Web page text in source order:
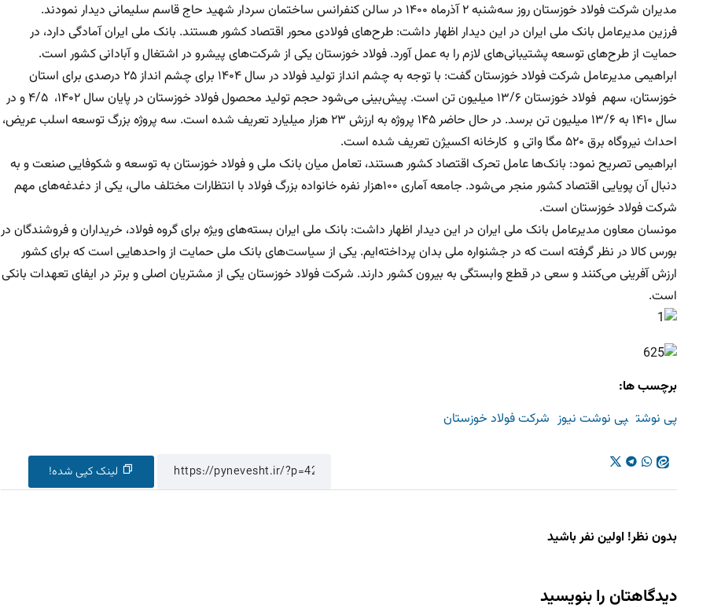
مدیران شرکت فولاد خوزستان روز سه‌شنبه ۲ آذرماه ۱۴۰۰ در سالن کنفرانس ساختمان سردار شهید حاج قاسم سلیمانی دیدار نمودند.
فرزین مدیرعامل بانک ملی ایران در این دیدار اظهار داشت: طرح‌های فولادی محور اقتصاد کشور هستند. بانک ملی ایران آمادگی دارد، در
حمایت از طرح‌های توسعه پشتیبانی‌های لازم را به عمل آورد. فولاد خوزستان یکی از شرکت‌های پیشرو در اشتغال و آبادانی کشور است.
ابراهیمی مدیرعامل شرکت فولاد خوزستان گفت: با توجه به چشم انداز تولید فولاد در سال ۱۴۰۴ برای چشم انداز ۲۵ درصدی برای استان
خوزستان، سهم فولاد خوزستان ۱۳/۶ میلیون تن است. پیش‌بینی می‌شود حجم تولید محصول فولاد خوزستان در پایان سال ۱۴۰۲، ۴/۵ و در
سال ۱۴۱۰ به ۱۳/۶ میلیون تن برسد. در حال حاضر ۱۴۵ پروژه به ارزش ۲۳ هزار میلیارد تعریف شده است. سه پروژه بزرگ توسعه اسلب عریض،
احداث نیروگاه برق ۵۲۰ مگا واتی و کارخانه اکسیژن تعریف شده است.
ابراهیمی تصریح نمود: بانک‌ها عامل تحرک اقتصاد کشور هستند، تعامل میان بانک ملی و فولاد خوزستان به توسعه و شکوفایی صنعت و به
دنبال آن پویایی اقتصاد کشور منجر می‌شود. جامعه آماری ۱۰۰هزار نفره خانواده بزرگ فولاد با انتظارات مختلف مالی، یکی از دغدغه‌های مهم
شرکت فولاد خوزستان است.
مونسان معاون مدیرعامل بانک ملی ایران در این دیدار اظهار داشت: بانک ملی ایران بسته‌های ویژه برای گروه فولاد، خریداران و فروشندگان در
بورس کالا در نظر گرفته است که در جشنواره ملی بدان پرداخته‌ایم. یکی از سیاست‌های بانک ملی حمایت از واحدهایی است که برای کشور
ارزش آفرینی می‌کنند و سعی در قطع وابستگی به بیرون کشور دارند. شرکت فولاد خوزستان یکی از مشتریان اصلی و برتر در ایفای تعهدات بانکی
است.
برچسب ها:
پی نوشت پی نوشت نیوز شرکت فولاد خوزستان
لینک کپی شده!
بدون نظر! اولین نفر باشید
دیدگاهتان را بنویسید